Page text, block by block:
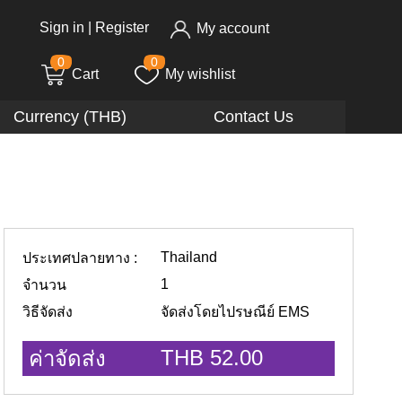
Sign in Register My account
0
Cart
0
My wishlist
Currency (THB) Contact Us
ประเทศปลายทาง :
Thailand
จำนวน
1
วิธีจัดส่ง
จัดส่งโดยไปรษณีย์ EMS
ค่าจัดส่ง THB 52.00